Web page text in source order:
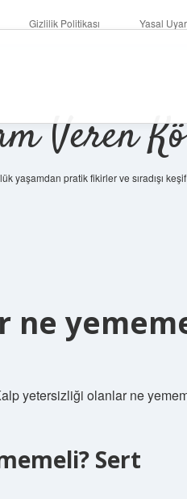
Gizlilik Politikası Yasal
Veren
yaşamdan pratik fikirler ve sıradışı
ne
yetersizliği olanlar ne
Sert